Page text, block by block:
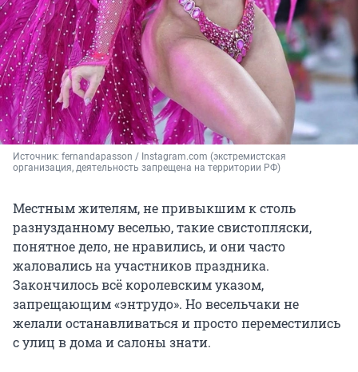
Источник: fernandapasson / Instagram.com (экстремистская
организация, деятельность запрещена на территории РФ)
Местным жителям, не привыкшим к столь
разнузданному веселью, такие свистопляски,
понятное дело, не нравились, и они часто
жаловались на участников праздника.
Закончилось всё королевским указом,
запрещающим «энтрудо». Но весельчаки не
желали останавливаться и просто переместились
с улиц в дома и салоны знати.